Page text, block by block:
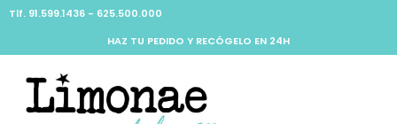
Tlf. 91.599.1436 - 625.500.000
HAZ TU PEDIDO Y RECÓGELO EN 24H